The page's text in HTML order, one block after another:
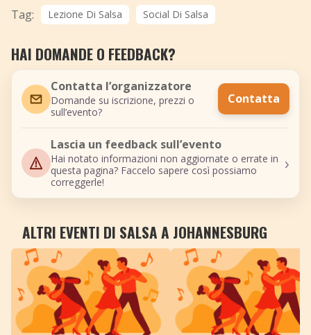
Tag: Lezione Di Salsa Social Di Salsa
HAI DOMANDE O FEEDBACK?
Contatta l’organizzatore
Domande su iscrizione, prezzi o
sull’evento?
Contatta
Lascia un feedback sull’evento
Hai notato informazioni non aggiornate o errate in
questa pagina? Faccelo sapere così possiamo
correggerle!
›
ALTRI EVENTI DI SALSA A JOHANNESBURG